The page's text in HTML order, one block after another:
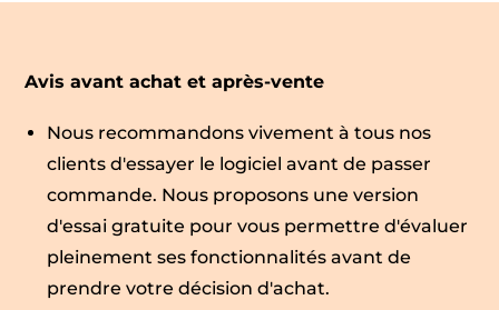
Avis avant achat et après-vente
Nous recommandons vivement à tous nos
clients d'essayer le logiciel avant de passer
commande. Nous proposons une version
d'essai gratuite pour vous permettre d'évaluer
pleinement ses fonctionnalités avant de
prendre votre décision d'achat.